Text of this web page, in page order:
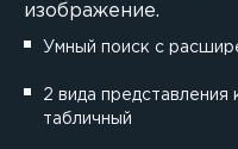
изображение.
Умный поиск с
2 вида представления
табличный